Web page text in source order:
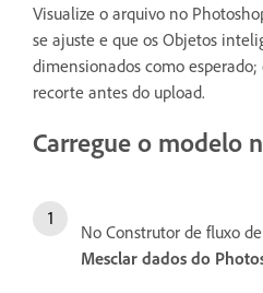
Visualize o arquivo no
se ajuste e que os Objetos
dimensionados como
recorte antes do upload.
Carregue o modelo
No Construtor de fluxo
Mesclar dados do